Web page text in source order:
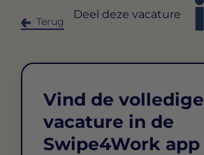
Terug
Deel deze vacature
Vind de volledige
vacature in de
Swipe4Work app